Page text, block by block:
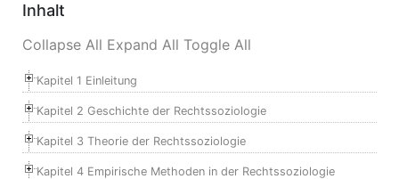
Inhalt
Collapse All Expand All Toggle All
Kapitel 1 Einleitung
Kapitel 2 Geschichte der Rechtssoziologie
Kapitel 3 Theorie der Rechtssoziologie
Kapitel 4 Empirische Methoden in der Rechtssoziologie